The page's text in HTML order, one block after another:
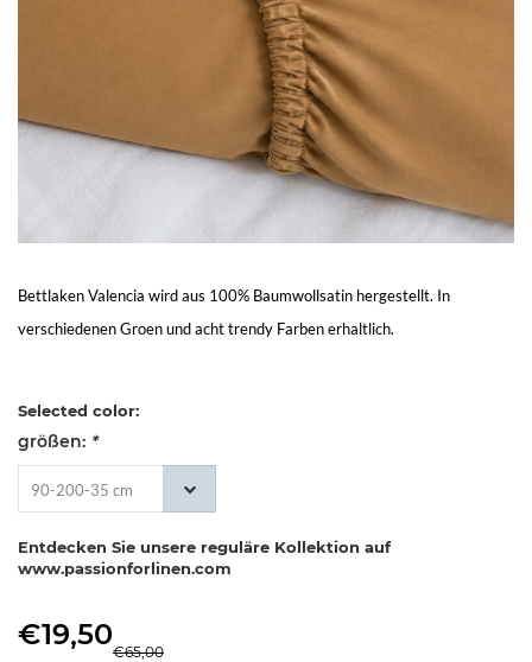
Mein
Bettlaken Valencia wird aus 100% Baumwollsatin hergestellt. In
verschiedenen Groen und acht trendy Farben erhaltlich.
Selected color:
größen: *
90-200-35 cm
Entdecken Sie unsere reguläre Kollektion auf
www.passionforlinen.com
€19,50
€65,00